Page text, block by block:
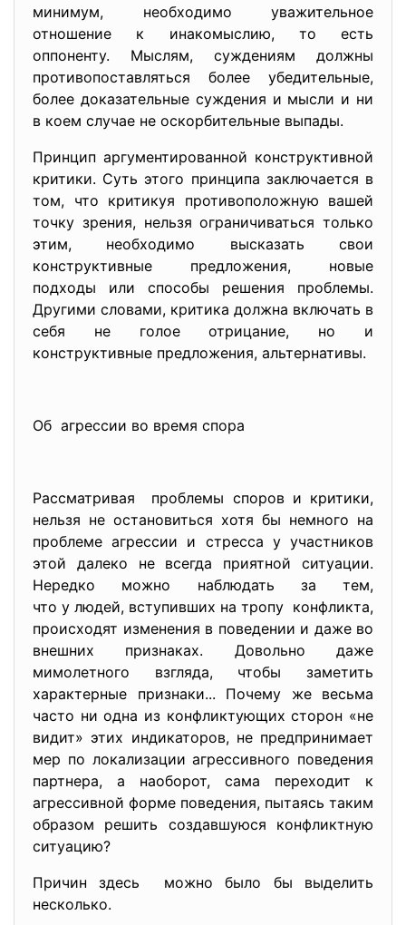
минимум, необходимо уважительное
отношение к инакомыслию, то есть
оппоненту. Мыслям, суждениям должны
противопоставляться более убедительные,
более доказательные суждения и мысли и ни
в коем случае не оскорбительные выпады.
Принцип аргументированной конструктивной
критики. Суть этого принципа заключается в
том, что критикуя противоположную вашей
точку зрения, нельзя ограничиваться только
этим, необходимо высказать свои
конструктивные предложения, новые
подходы или способы решения проблемы.
Другими словами, критика должна включать в
себя не голое отрицание, но и
конструктивные предложения, альтернативы.
Об агрессии во время спора
Рассматривая проблемы споров и критики,
нельзя не остановиться хотя бы немного на
проблеме агрессии и стресса у участников
этой далеко не всегда приятной ситуации.
Нередко можно наблюдать за тем,
что у людей, вступивших на тропу конфликта,
происходят изменения в поведении и даже во
внешних признаках. Довольно даже
мимолетного взгляда, чтобы заметить
характерные признаки... Почему же весьма
часто ни одна из конфликтующих сторон «не
видит» этих индикаторов, не предпринимает
мер по локализации агрессивного поведения
партнера, а наоборот, сама переходит к
агрессивной форме поведения, пытаясь таким
образом решить создавшуюся конфликтную
ситуацию?
Причин здесь можно было бы выделить
несколько.